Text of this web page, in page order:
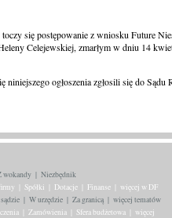
się postępowanie z wniosku Future
Celejewskiej, zmarłym w dniu 14
ogłoszenia zgłosili się do
wokandy | Niezbędnik
Spółki Dotacje Finanse
więcej w DF
| W urzędzie | Za granicą | więcej tematów
Zamówienia Sfera budżetowa
więcej